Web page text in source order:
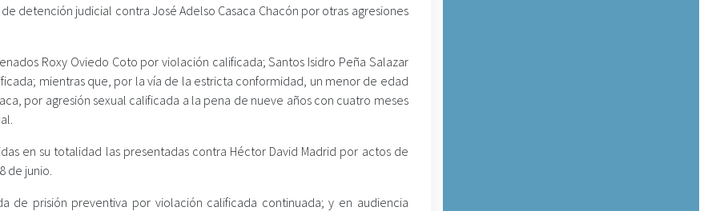
detención judicial contra José Adelso Casaca Chacón por otras agresiones
Roxy Oviedo Coto por violación calificada; Santos Isidro Peña Salazar
mientras que, por la vía de la estricta conformidad, un menor de edad
por agresión sexual calificada a la pena de nueve años con cuatro meses
en su totalidad las presentadas contra Héctor David Madrid por actos de
de junio.
de prisión preventiva por violación calificada continuada; y en audiencia